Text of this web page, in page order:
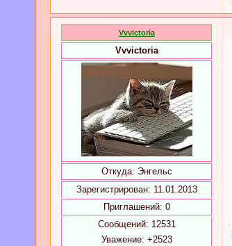
Vvvictoria
Vvvictoria
Откуда: Энгельс
Зарегистрирован: 11.01.2013
Приглашений: 0
Сообщений: 12531
Уважение: +2523